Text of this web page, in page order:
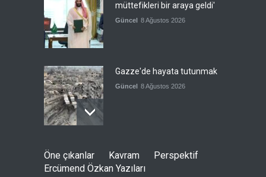
müttefikleri bir araya geldi'
Güncel 8 Ağustos 2026
Gazze'de hayata tutunmak
Güncel 8 Ağustos 2026
mutabakatın genel
çerçevesi neredeyse
Öne çıkanlar Kavram
Perspektif
Ercümend Özkan Yazıları